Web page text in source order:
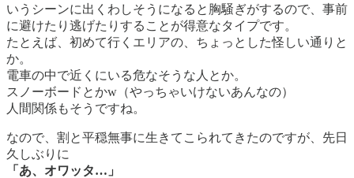
いうシーンに出くわしそうになると胸騒ぎがするので、事前
に避けたり逃げたりすることが得意なタイプです。
たとえば、初めて行くエリアの、ちょっとした怪しい通りと
か。
電車の中で近くにいる危なそうな人とか。
スノーボードとかw（やっちゃいけないあんなの）
人間関係もそうですね。
なので、割と平穏無事に生きてこられてきたのですが、先日
久しぶりに
「あ、オワッタ…」